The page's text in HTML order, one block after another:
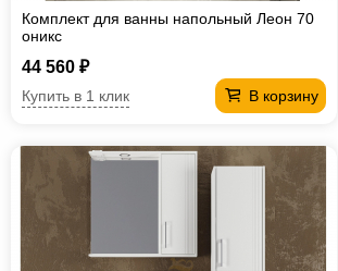
Комплект для ванны напольный Леон 70
оникс
44 560 ₽
В корзину
Купить в 1 клик